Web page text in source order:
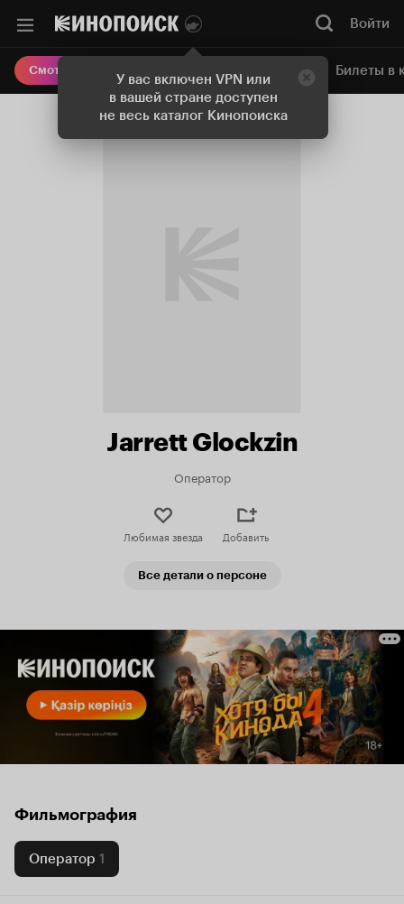
У вас включен VPN или
в вашей стране доступен
не весь каталог Кинопоиска
Войти
Смотреть кино Онлайн-кинотеатр Билеты в
Jarrett Glockzin
Оператор
Любимая звезда Добавить
Все детали о персоне
Фильмография
Оператор 1